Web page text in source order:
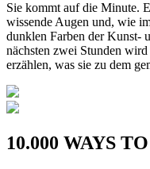
Sie kommt auf die Minute.
wissende Augen und, wie
dunklen Farben der Kunst-
nächsten zwei Stunden
erzählen, was sie zu dem
10.000 WAYS